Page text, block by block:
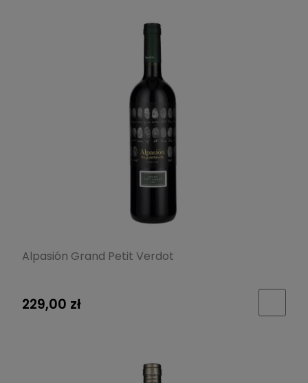
Alpasión Grand Petit Verdot
229,00 zł